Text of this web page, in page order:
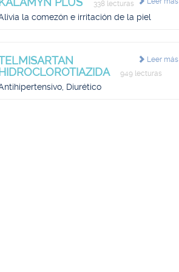
338 lecturas
la comezón e irritación de la piel
Leer más
949 lecturas
Diurético